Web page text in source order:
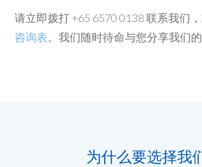
请立即拨打 +65 6570 0138 联系我们
咨询表。我们随时待命与您分享我们的
为什么要选择我